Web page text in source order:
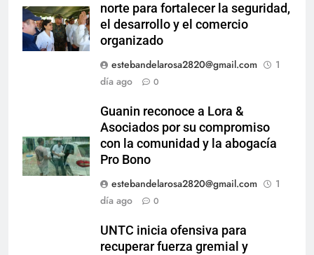
norte para fortalecer la seguridad,
el desarrollo y el comercio
organizado
estebandelarosa2820@gmail.com
1
día ago
0
Guanin reconoce a Lora &
Asociados por su compromiso
con la comunidad y la abogacía
Pro Bono
estebandelarosa2820@gmail.com
1
día ago
0
UNTC inicia ofensiva para
recuperar fuerza gremial y